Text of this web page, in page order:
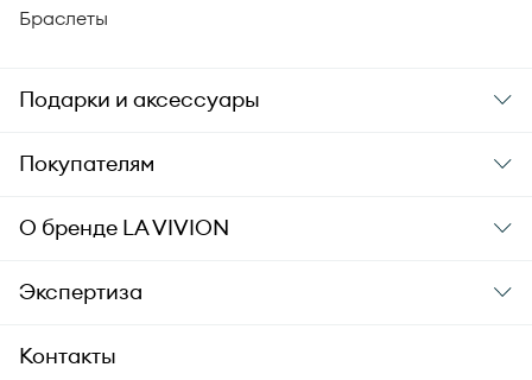
Браслеты
Подарки и аксессуары
Подарки
Уход за украшениями
Аксессуары
Покупателям
Заказ и оплата
Гарантия подлинности
Комплект документов
О бренде LA VIVION
О компании
Экспертиза
Академия LA VIVION
Контакты